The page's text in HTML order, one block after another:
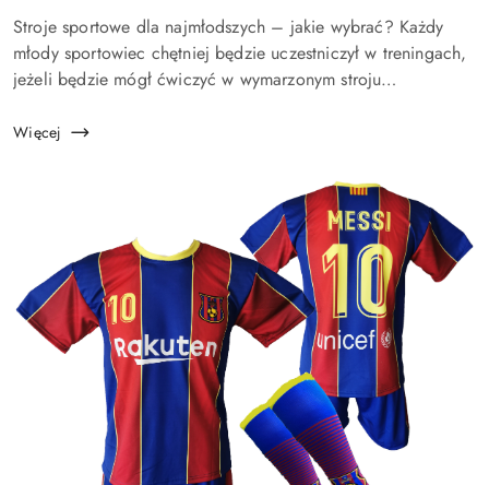
Treść
artykułu:
Stroje sportowe dla najmłodszych – jakie wybrać? Każdy
młody sportowiec chętniej będzie uczestniczył w treningach,
jeżeli będzie mógł ćwiczyć w wymarzonym stroju
sportowych zar&...
Więcej